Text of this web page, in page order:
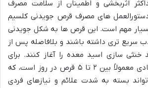
اثربخشی و اطمینان از سلامت مصرف
های مصرف قرص جویدنی کلسیم
مهم است. این قرص ها به شکل جویدنی
سریع تری داشته باشند و بلافاصله پس از
خنثی سازی اسید معده را آغاز کنند. برای
بزرگسالان، دوز پیشنهادی معمولاً بین ۲ تا ۵ قرص در روز است، که
بسته به شدت علائم و نیازهای فردی